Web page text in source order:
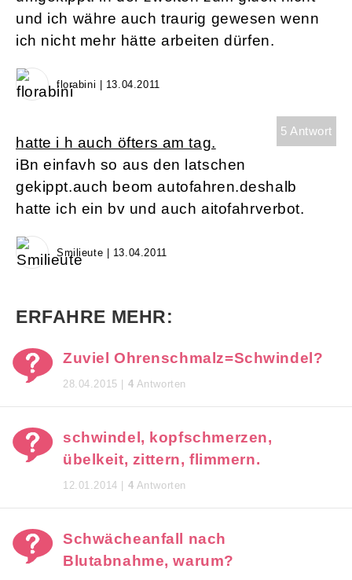
und ich währe auch traurig gewesen wenn
ich nicht mehr hätte arbeiten dürfen.
florabini | 13.04.2011
5 Antwort
hatte i h auch öfters am tag.
iBn einfavh so aus den latschen
gekippt.auch beom autofahren.deshalb
hatte ich ein bv und auch aitofahrverbot.
Smilieute | 13.04.2011
ERFAHRE MEHR:
Zuviel Ohrenschmalz=Schwindel?
28.04.2015 | 4 Antworten
schwindel, kopfschmerzen,
übelkeit, zittern, flimmern.
12.01.2014 | 4 Antworten
Schwächeanfall nach
Blutabnahme, warum?